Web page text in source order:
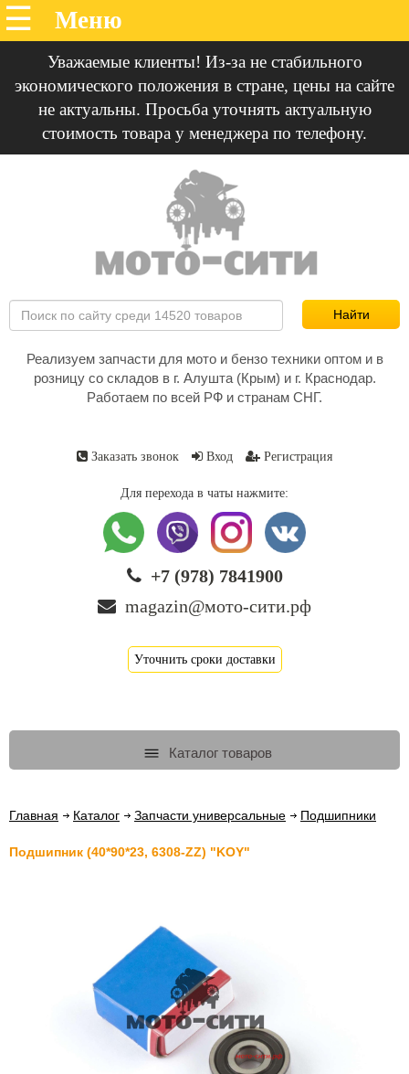
Уважаемые клиенты! Из-за не стабильного
экономического положения в стране, цены на сайте
не актуальны. Просьба уточнять актуальную
стоимость товара у менеджера по телефону.
Реализуем запчасти для мото и бензо техники оптом и в
розницу со складов в г. Алушта (Крым) и г. Краснодар.
Работаем по всей РФ и странам СНГ.
Заказать звонок Вход Регистрация
Для перехода в чаты нажмите:
+7 (978) 7841900
magazin@мото-сити.рф
Уточнить сроки доставки
Каталог товаров
Главная Каталог Запчасти универсальные Подшипники
Подшипник (40*90*23, 6308-ZZ) "KOY"